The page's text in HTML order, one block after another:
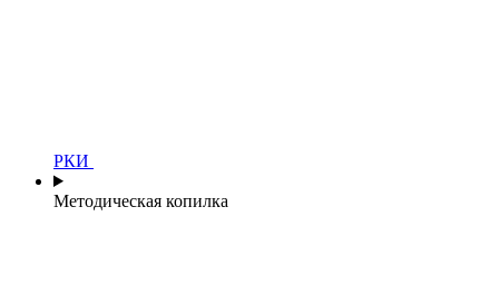
РКИ
Методическая копилка